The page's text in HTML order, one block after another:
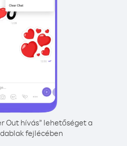
Out hívás” lehetőséget a
fejlécében